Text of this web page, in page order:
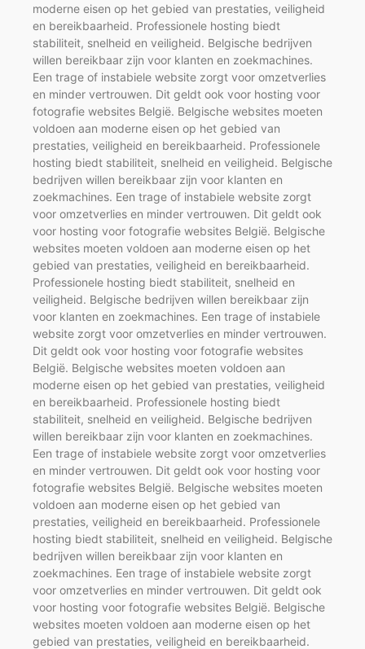
moderne eisen op het gebied van prestaties, veiligheid
en bereikbaarheid. Professionele hosting biedt
stabiliteit, snelheid en veiligheid. Belgische bedrijven
willen bereikbaar zijn voor klanten en zoekmachines.
Een trage of instabiele website zorgt voor omzetverlies
en minder vertrouwen. Dit geldt ook voor hosting voor
fotografie websites België. Belgische websites moeten
voldoen aan moderne eisen op het gebied van
prestaties, veiligheid en bereikbaarheid. Professionele
hosting biedt stabiliteit, snelheid en veiligheid. Belgische
bedrijven willen bereikbaar zijn voor klanten en
zoekmachines. Een trage of instabiele website zorgt
voor omzetverlies en minder vertrouwen. Dit geldt ook
voor hosting voor fotografie websites België. Belgische
websites moeten voldoen aan moderne eisen op het
gebied van prestaties, veiligheid en bereikbaarheid.
Professionele hosting biedt stabiliteit, snelheid en
veiligheid. Belgische bedrijven willen bereikbaar zijn
voor klanten en zoekmachines. Een trage of instabiele
website zorgt voor omzetverlies en minder vertrouwen.
Dit geldt ook voor hosting voor fotografie websites
België. Belgische websites moeten voldoen aan
moderne eisen op het gebied van prestaties, veiligheid
en bereikbaarheid. Professionele hosting biedt
stabiliteit, snelheid en veiligheid. Belgische bedrijven
willen bereikbaar zijn voor klanten en zoekmachines.
Een trage of instabiele website zorgt voor omzetverlies
en minder vertrouwen. Dit geldt ook voor hosting voor
fotografie websites België. Belgische websites moeten
voldoen aan moderne eisen op het gebied van
prestaties, veiligheid en bereikbaarheid. Professionele
hosting biedt stabiliteit, snelheid en veiligheid. Belgische
bedrijven willen bereikbaar zijn voor klanten en
zoekmachines. Een trage of instabiele website zorgt
voor omzetverlies en minder vertrouwen. Dit geldt ook
voor hosting voor fotografie websites België. Belgische
websites moeten voldoen aan moderne eisen op het
gebied van prestaties, veiligheid en bereikbaarheid.